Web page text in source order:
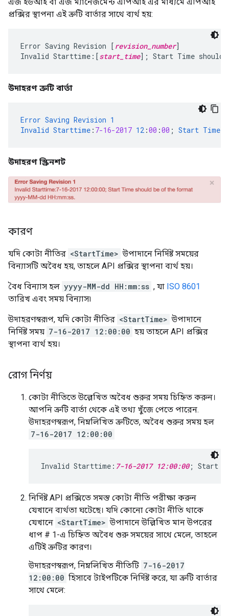
এজ ইউআই বা এজ ম্যানেজমেন্ট এপিআই এর মাধ্যমে এপিআই
প্রক্সির স্থাপনা এই ত্রুটি বার্তার সাথে ব্যর্থ হয়:
Error Saving Revision [ revision_number]
Invalid Starttime:[start_time
উদাহরণ ত্রুটি বার্তা
Error Saving Revision 1
Invalid Starttime : 7-16-2017 12 :00 :00 ; Start Time
উদাহরণ স্ক্রিনশট
কারণ
যদি কোটা নীতির <StartTime> উপাদানে নির্দিষ্ট সময়ের
বিন্যাসটি অবৈধ হয়, তাহলে API প্রক্সির স্থাপনা ব্যর্থ হয়।
বৈধ বিন্যাস হল yyyy-MM-dd HH:mm:ss , যা ISO 8601
তারিখ এবং সময় বিন্যাস৷
উদাহরণস্বরূপ, যদি কোটা নীতির <StartTime> উপাদানে
নির্দিষ্ট সময় 7-16-2017 12:00:00 হয় তাহলে API প্রক্সির
স্থাপনা ব্যর্থ হয়।
রোগ নির্ণয়
কোটা নীতিতে উল্লেখিত অবৈধ শুরুর সময় চিহ্নিত করুন।
আপনি ত্রুটি বার্তা থেকে এই তথ্য খুঁজে পেতে পারেন.
উদাহরণস্বরূপ, নিম্নলিখিত ত্রুটিতে, অবৈধ শুরুর সময় হল
7-16-2017 12:00:00
Invalid Starttime: 7-16-2017 12:00:00
নির্দিষ্ট API প্রক্সিতে সমস্ত কোটা নীতি পরীক্ষা করুন
যেখানে ব্যর্থতা ঘটেছে। যদি কোনো কোটা নীতি থাকে
যেখানে <StartTime> উপাদানে উল্লিখিত মান উপরের
ধাপ # 1-এ চিহ্নিত অবৈধ শুরু সময়ের সাথে মেলে, তাহলে
এটিই ত্রুটির কারণ।
উদাহরণস্বরূপ, নিম্নলিখিত নীতিটি 7-16-2017
12:00:00 হিসাবে টাইপটিকে নির্দিষ্ট করে, যা ত্রুটি বার্তার
সাথে মেলে: